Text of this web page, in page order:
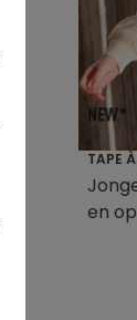
TAPE
en